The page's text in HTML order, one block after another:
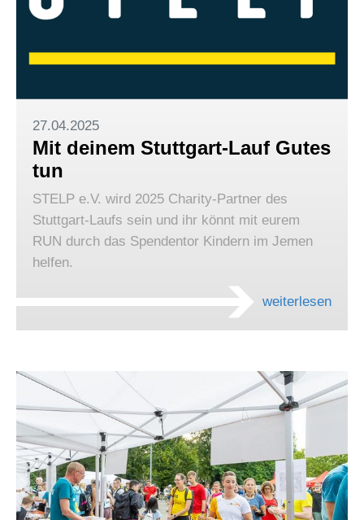
27.04.2025
Mit deinem Stuttgart-Lauf Gutes
tun
STELP e.V. wird 2025 Charity-Partner des
Stuttgart-Laufs sein und ihr könnt mit eurem
RUN durch das Spendentor Kindern im Jemen
helfen.
weiterlesen